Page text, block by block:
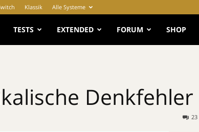
Klassik Alle Systeme
TESTS EXTENDED FORUM SHOP
Denkfehler
23